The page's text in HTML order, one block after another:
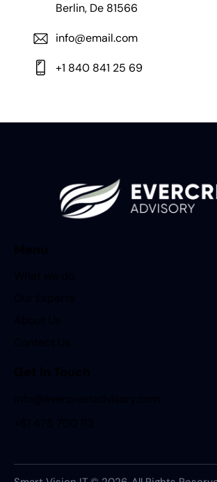
Berlin, De 81566
info@email.com
+1 840 841 25 69